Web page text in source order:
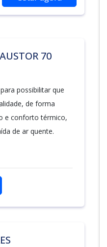
70
possibilitar que
de forma
e conforto térmico,
de ar quente.